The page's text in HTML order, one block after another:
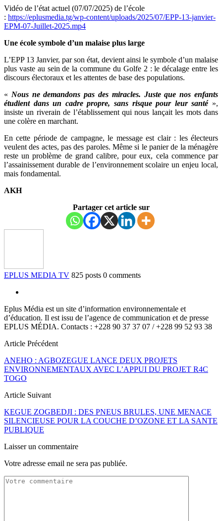
Vidéo de l’état actuel (07/07/2025) de l’école
: https://eplusmedia.tg/wp-content/uploads/2025/07/EPP-13-janvier-
EPM-07-Juillet-2025.mp4
Une école symbole d’un malaise plus large
L’EPP 13 Janvier, par son état, devient ainsi le symbole d’un malaise
plus vaste au sein de la commune du Golfe 2 : le décalage entre les
discours électoraux et les attentes de base des populations.
« Nous ne demandons pas des miracles. Juste que nos enfants
étudient dans un cadre propre, sans risque pour leur santé»,
insiste un riverain de l’établissement qui nous lançait les mots dans
une colère en marchant.
En cette période de campagne, le message est clair : les électeurs
veulent des actes, pas des paroles. Même si le panier de la ménagère
reste un problème de grand calibre, pour eux, cela commence par
l’assainissement durable de l’environnement scolaire un enjeu local,
mais fondamental.
AKH
Partager cet article sur
EPLUS MEDIA TV 825 posts 0 comments
Eplus Média est un site d’information environnementale et
d’éducation. Il est issu de l’agence de communication et de presse
EPLUS MÉDIA. Contacts : +228 90 37 37 07 / +228 99 52 93 38
Article Précédent
ANEHO : AGBOZEGUE LANCE DEUX PROJETS
ENVIRONNEMENTAUX AVEC L’APPUI DU PROJET R4C
TOGO
Article Suivant
KEGUE ZOGBEDJI : DES PNEUS BRULES, UNE MENACE
SILENCIEUSE POUR LA COUCHE D’OZONE ET LA SANTE
PUBLIQUE
Laisser un commentaire
Votre adresse email ne sera pas publiée.